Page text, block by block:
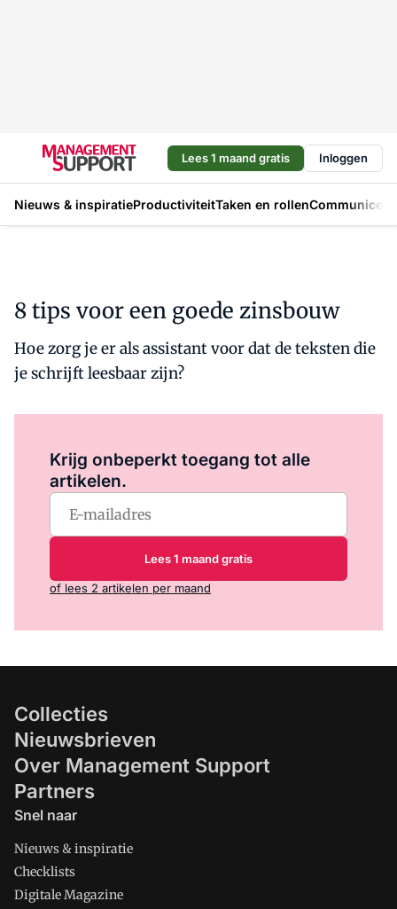
Lees 1 maand gratis Inloggen
Nieuws & inspiratieProductiviteitTaken en rollen
8 tips voor een goede zinsbouw
Hoe zorg je er als assistant voor dat de teksten die
je schrijft leesbaar zijn?
Krijg onbeperkt toegang tot alle
artikelen.
Lees 1 maand gratis
of lees 2 artikelen per maand
Collecties
Nieuwsbrieven
Over Management Support
Partners
Snel naar
Nieuws & inspiratie
Checklists
Digitale Magazine